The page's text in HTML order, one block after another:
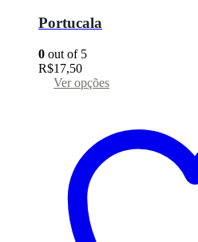
Portucala
0 out of 5
R$17,50
Ver opções
variantes.
As